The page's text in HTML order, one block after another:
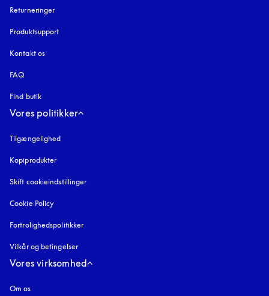
Returneringer
Produktsupport
Kontakt os
FAQ
Find butik
Vores politikker
Tilgængelighed
Kopiprodukter
Skift cookieindstillinger
Cookie Policy
Fortrolighedspolitikker
Vilkår og betingelser
Vores virksomhed
Om os